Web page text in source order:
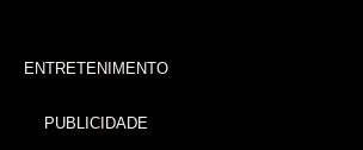
ENTRETENIMENTO
PUBLICIDADE